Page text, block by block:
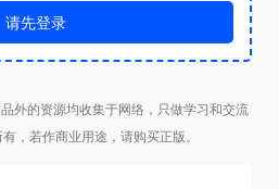
请先登录
的资源均收集于网络，只做学习和交流
，若作商业用途，请购买正版。